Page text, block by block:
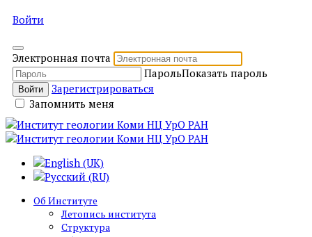
Войти
Электронная почта
ПарольПоказать пароль
Войти
Зарегистрироваться
Запомнить меня
Об Институте
Летопись института
Структура